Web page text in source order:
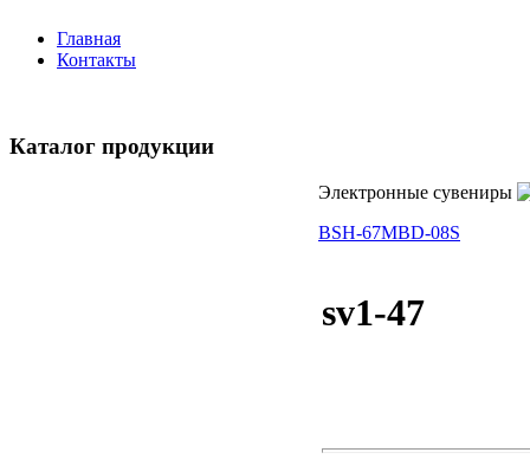
Главная
Контакты
Каталог продукции
Электронные сувениры
BSH-67MBD-08S
sv1-47